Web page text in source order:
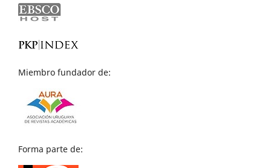
Miembro fundador de:
Forma parte de: